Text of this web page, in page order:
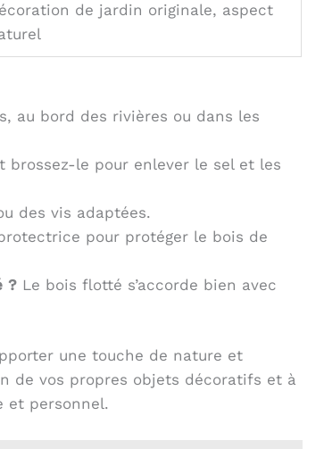
de jardin originale, aspect
au bord des rivières ou dans les
brossez-le pour enlever le sel et les
des vis adaptées.
pour protéger le bois de
? Le bois flotté s’accorde bien avec
une touche de nature et
de vos propres objets décoratifs et à
et personnel.